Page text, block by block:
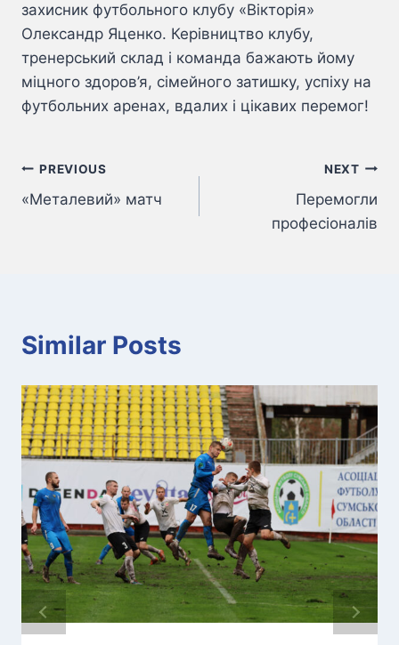
захисник футбольного клубу «Вікторія»
Олександр Яценко. Керівництво клубу,
тренерський склад і команда бажають йому
міцного здоров’я, сімейного затишку, успіху на
футбольних аренах, вдалих і цікавих перемог!
Навігація
записів
PREVIOUS
«Металевий» матч
NEXT
Перемогли
професіоналів
Similar Posts